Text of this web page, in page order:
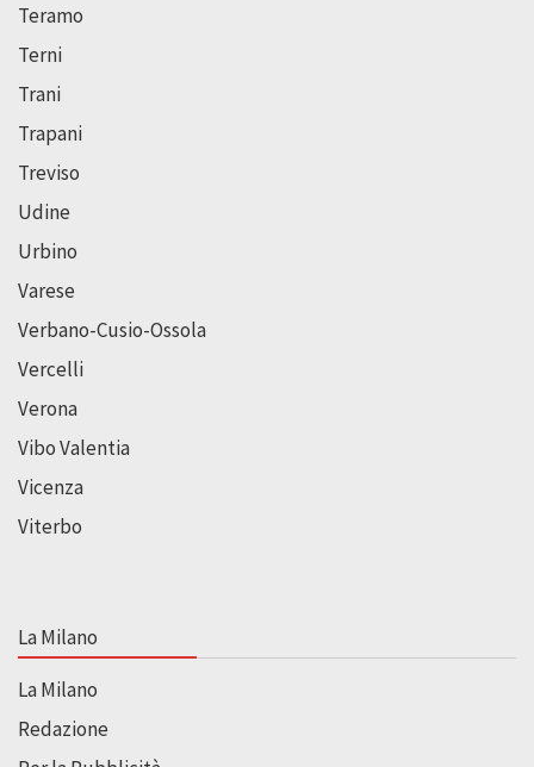
Teramo
Terni
Trani
Trapani
Treviso
Udine
Urbino
Varese
Verbano-Cusio-Ossola
Vercelli
Verona
Vibo Valentia
Vicenza
Viterbo
La Milano
La Milano
Redazione